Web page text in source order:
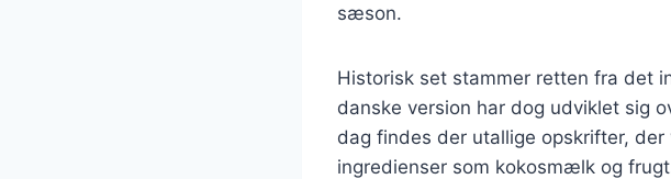
sæson.
Historisk set stammer retten fra det
danske version har dog udviklet sig
dag findes der utallige opskrifter,
ingredienser som kokosmælk og